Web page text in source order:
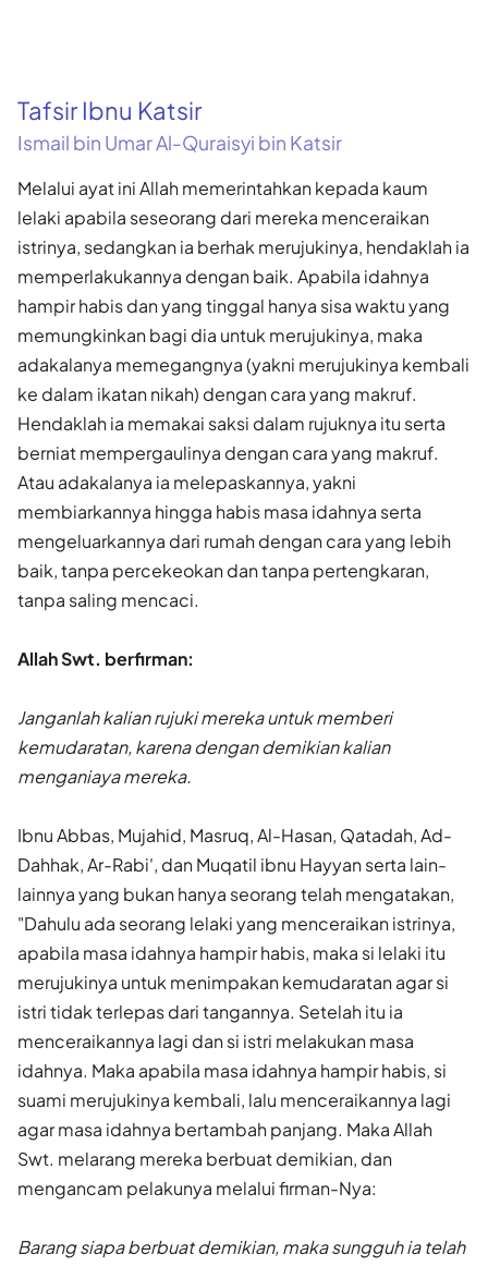
Tafsir Ibnu Katsir
Ismail bin Umar Al-Quraisyi bin Katsir
Melalui ayat ini Allah memerintahkan kepada kaum
lelaki apabila seseorang dari mereka menceraikan
istrinya, sedangkan ia berhak merujukinya, hendaklah ia
memperlakukannya dengan baik. Apabila idahnya
hampir habis dan yang tinggal hanya sisa waktu yang
memungkinkan bagi dia untuk merujukinya, maka
adakalanya memegangnya (yakni merujukinya kembali
ke dalam ikatan nikah) dengan cara yang makruf.
Hendaklah ia memakai saksi dalam rujuknya itu serta
berniat mempergaulinya dengan cara yang makruf.
Atau adakalanya ia melepaskannya, yakni
membiarkannya hingga habis masa idahnya serta
mengeluarkannya dari rumah dengan cara yang lebih
baik, tanpa percekeokan dan tanpa pertengkaran,
tanpa saling mencaci.
Allah Swt. berfirman:
Janganlah kalian rujuki mereka untuk memberi
kemudaratan, karena dengan demikian kalian
menganiaya mereka.
Ibnu Abbas, Mujahid, Masruq, Al-Hasan, Qatadah, Ad-
Dahhak, Ar-Rabi', dan Muqatil ibnu Hayyan serta lain-
lainnya yang bukan hanya seorang telah mengatakan,
"Dahulu ada seorang lelaki yang menceraikan istrinya,
apabila masa idahnya hampir habis, maka si lelaki itu
merujukinya untuk menimpakan kemudaratan agar si
istri tidak terlepas dari tangannya. Setelah itu ia
menceraikannya lagi dan si istri melakukan masa
idahnya. Maka apabila masa idahnya hampir habis, si
suami merujukinya kembali, lalu menceraikannya lagi
agar masa idahnya bertambah panjang. Maka Allah
Swt. melarang mereka berbuat demikian, dan
mengancam pelakunya melalui firman-Nya:
Barang siapa berbuat demikian, maka sungguh ia telah